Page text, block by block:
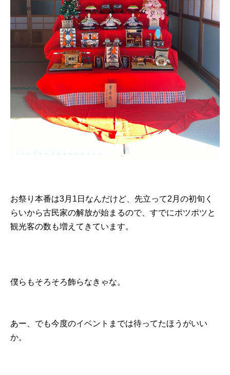
お祭り本番は3月1日なんだけど、先立って2月の初旬く
らいから古民家の解放が始まるので、すでにポツポツと
観光客の数も増えてきています。
僕らもそろそろ飾らなきゃな。
あー、でも今度のイベントまでは待ってたほうがいい
か。